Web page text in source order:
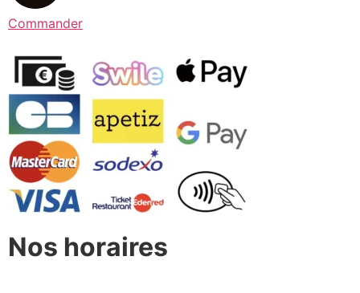
Commander
Nos horaires